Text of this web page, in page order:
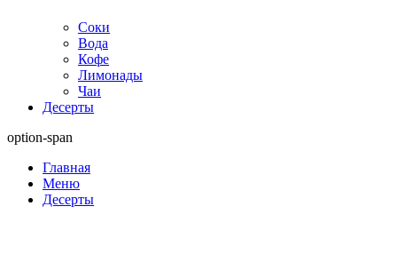
Соки
Вода
Кофе
Лимонады
Чаи
Десерты
option-span
Главная
Меню
Десерты